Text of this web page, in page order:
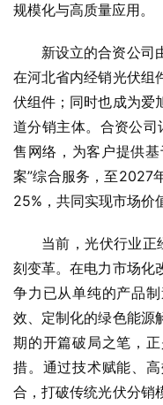
规模化与高质量应用。
新设立的合资公司
在河北省内经销光伏组
伏组件；同时也成为爱
道分销主体。合资公
售网络，为客户提供
案”综合服务，至2027
25%，共同实现市场价
当前，光伏行业正
刻变革。在电力市场化
争力已从单纯的产品
效、定制化的绿色能源
期的开篇破局之笔，
措。通过技术赋能、
合，打破传统光伏分销